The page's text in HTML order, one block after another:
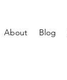
About Blog